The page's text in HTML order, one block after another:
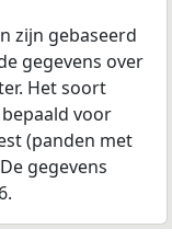
zijn gebaseerd
gegevens over
Het soort
voor
(panden met
gegevens